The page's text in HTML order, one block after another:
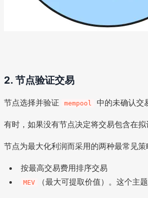
2. 节点验证交易
节点选择并验证 mempool 中的未确认交
有时，如果没有节点决定将交易包含在
节点为最大化利润而采用的两种最常见策
按最高交易费用排序交易
MEV （最大可提取价值）。这个主